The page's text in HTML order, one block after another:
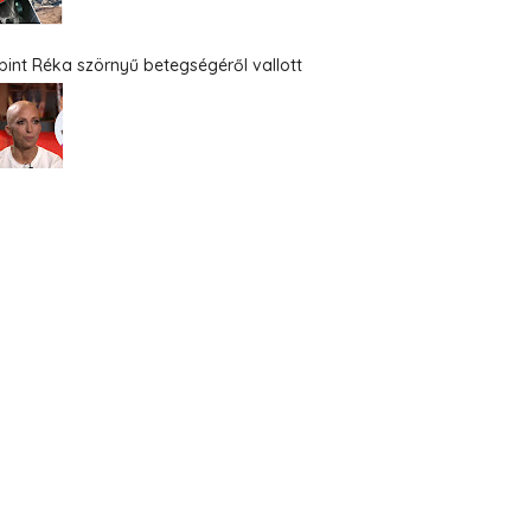
Réka szörnyű betegségéről vallott